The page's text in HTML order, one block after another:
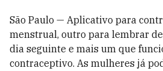
São Paulo — Aplicativo para
menstrual, outro para lembrar
dia seguinte e mais um que
contraceptivo. As mulheres já